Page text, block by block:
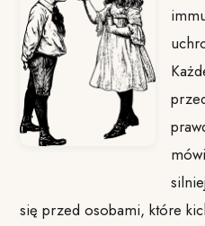
się przed osobami, które